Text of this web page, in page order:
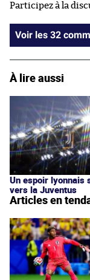
Participez à la
Voir les
À lire aussi
Un espoir lyonnais
vers la Juventus
Articles en